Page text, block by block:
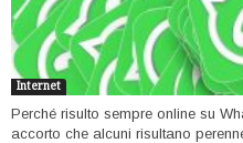
Internet
Perché risulto sempre online su
accorto che alcuni risultano